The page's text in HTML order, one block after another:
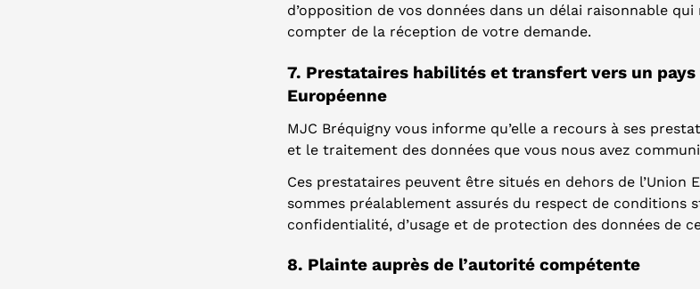
d’opposition de vos données dans un délai raisonnable qui
compter de la réception de votre demande.
7. Prestataires habilités et transfert vers un pays
Européenne
MJC Bréquigny vous informe qu’elle a recours à ses
et le traitement des données que vous nous avez
Ces prestataires peuvent être situés en dehors de l’Union
sommes préalablement assurés du respect de conditions
confidentialité, d’usage et de protection des données de
8. Plainte auprès de l’autorité compétente